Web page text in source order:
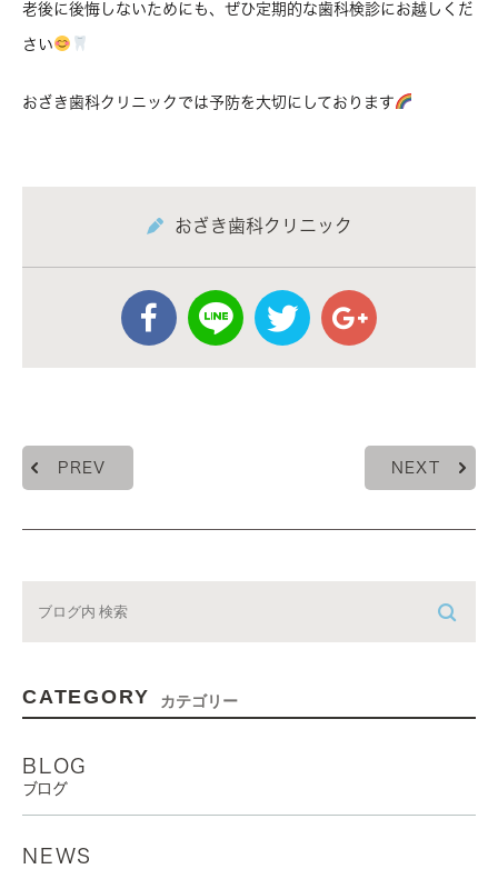
老後に後悔しないためにも、ぜひ定期的な歯科検診にお越しくだ
さい
おざき歯科クリニックでは予防を大切にしております
おざき歯科クリニック
PREV NEXT
CATEGORY カテゴリー
BLOG
ブログ
NEWS